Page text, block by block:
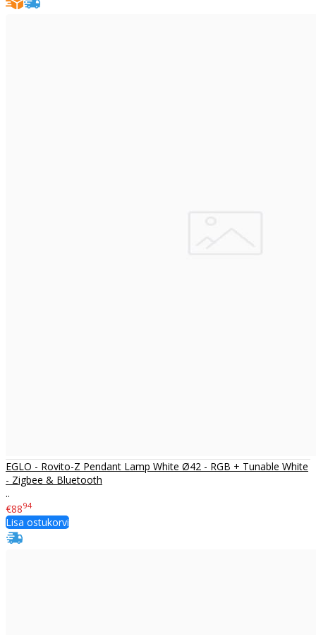
EGLO - Rovito-Z Pendant Lamp White Ø42 - RGB + Tunable White
- Zigbee & Bluetooth
..
€8894
Lisa ostukorvi